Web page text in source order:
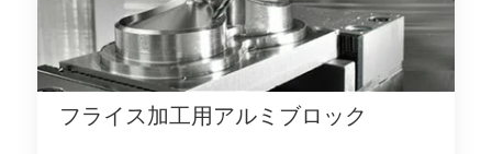
フライス加工用アルミブロック